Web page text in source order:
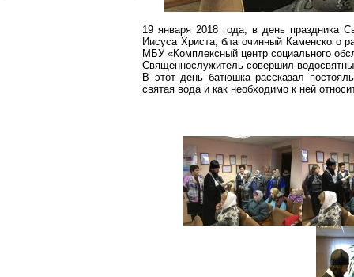
19 января 2018 года, в день праздника
Иисуса Христа, благочинный Каменского
МБУ «Комплексный центр социального
Священнослужитель совершил
В этот день батюшка рассказал
святая вода и как необходимо к ней